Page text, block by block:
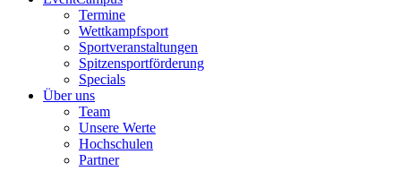
Termine
Wettkampfsport
Sportveranstaltungen
Spitzensportförderung
Specials
Über uns
Team
Unsere Werte
Hochschulen
Partner